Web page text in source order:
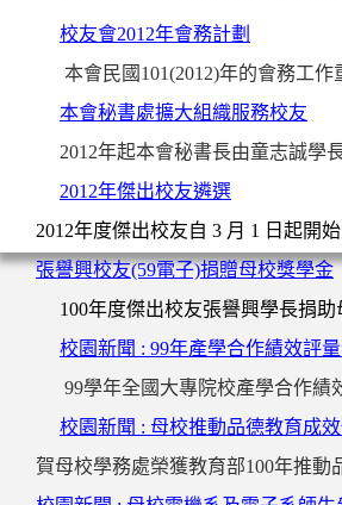
校友會2012年會務計劃
本會民國101(2012)年的會務工作
本會秘書處擴大組織服務校友
2012年起本會秘書長由童志誠學
2012年傑出校友遴選
2012年度傑出校友自 3 月 1 日起開
張譽興校友(59電子)捐贈母校獎學金
100年度傑出校友張譽興學長捐
校園新聞 : 99年產學合作績效評
99學年全國大專院校產學合作績
校園新聞 : 母校推動品德教育成
賀母校學務處榮獲教育部100年推動